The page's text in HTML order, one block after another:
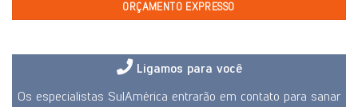
ORÇAMENTO EXPRESSO
Ligamos para você
Os especialistas SulAmérica entrarão em contato para sanar